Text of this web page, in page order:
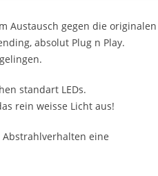
Austausch gegen die originalen
absolut Plug n Play.
standart LEDs.
rein weisse Licht aus!
eine